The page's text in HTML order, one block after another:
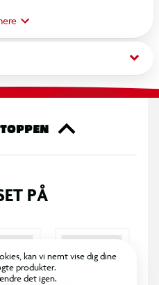
på håndtaget, sikrer
inkl. stofkiks,
skabes takket være
Æsken med
et praktisk elastikkehængsel,
i form af kiks kan rystes
sæt er farvekoordineret
keyboard_arrow_down
PÅ
kan vi nemt vise dig dine
produkter.
det igen.